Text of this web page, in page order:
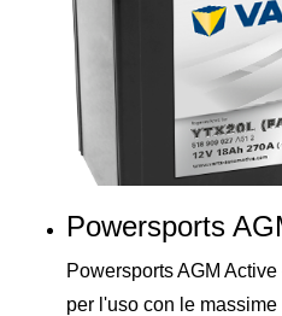
Powersports
Powersports AGM
per l'uso con le